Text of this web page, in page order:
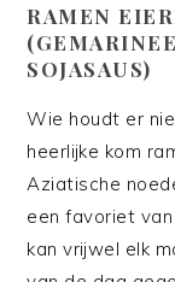
RAMEN
SOJASAUS)
Wie houdt er
heerlijke kom
Aziatische
een favoriet
kan vrijwel elk